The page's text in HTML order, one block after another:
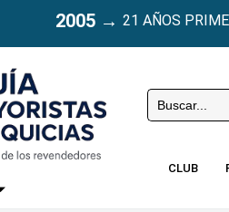
2005→ 21 AÑOS
Buscar:
CLUB